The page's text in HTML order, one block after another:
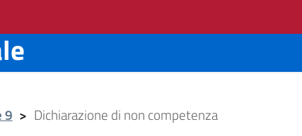
9 > Dichiarazione di non competenza